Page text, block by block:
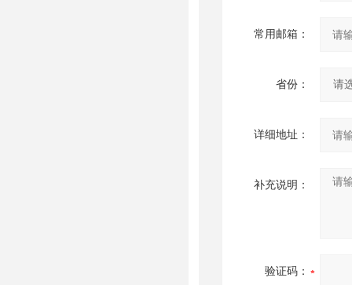
常用邮箱：
省份：
详细地址：
补充说明：
验证码：